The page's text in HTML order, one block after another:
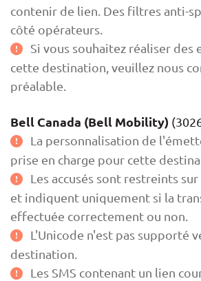
contenir de lien. Des filtres anti-
côté opérateurs.
Si vous souhaitez réaliser des
cette destination, veuillez nous
préalable.
Bell Canada (Bell Mobility)
La personnalisation de
prise en charge pour cette
Les accusés sont restreints
et indiquent uniquement si la
effectuée correctement ou non.
L'Unicode n'est pas supporté
destination.
Les SMS contenant un lien